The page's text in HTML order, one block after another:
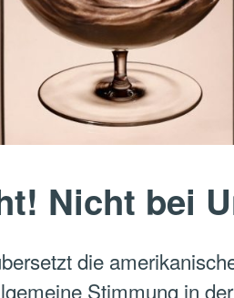
Nicht bei
die
Stimmung in